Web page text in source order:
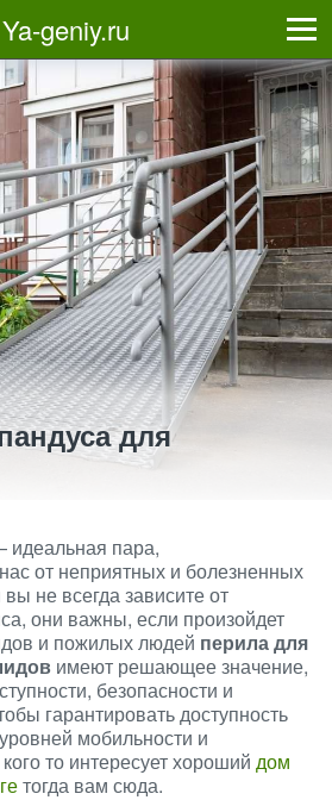
Ya-geniy.ru
для
пара,
от неприятных и болезненных
не всегда зависите от
они важны, если произойдет
и пожилых людей перила для
имеют решающее значение,
безопасности и
гарантировать доступность
мобильности и
то интересует хороший дом
тогда вам сюда.